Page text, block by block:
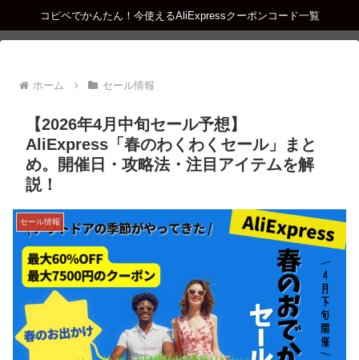
コピペでかんたん！今使えるAliExpressクーポンコード一覧
ホーム セール情報
【2026年4月中旬セール予想】
AliExpress「春のわくわくセール」まと
め。開催日・攻略法・注目アイテムを解
説！
セール情報